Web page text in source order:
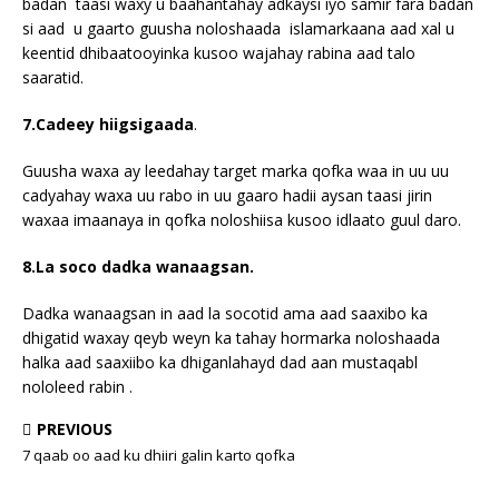
si aad u gaarto guusha noloshaada islamarkaana aad xal u
keentid dhibaatooyinka kusoo wajahay rabina aad talo
saaratid.
7.Cadeey hiigsigaada.
Guusha waxa ay leedahay target marka qofka waa in uu uu
cadyahay waxa uu rabo in uu gaaro hadii aysan taasi jirin
waxaa imaanaya in qofka noloshiisa kusoo idlaato guul daro.
8.La soco dadka wanaagsan.
Dadka wanaagsan in aad la socotid ama aad saaxibo ka
dhigatid waxay qeyb weyn ka tahay hormarka noloshaada
halka aad saaxiibo ka dhiganlahayd dad aan mustaqabl
nololeed rabin .
PREVIOUS
7 qaab oo aad ku dhiiri galin karto qofka